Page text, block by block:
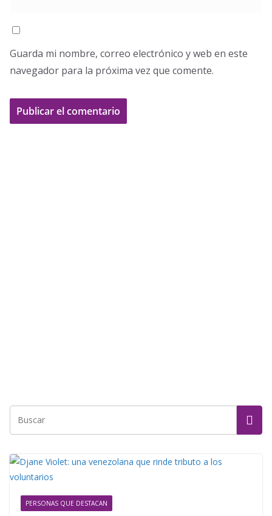
Guarda mi nombre, correo electrónico y web en este
navegador para la próxima vez que comente.
PERSONAS QUE DESTACAN